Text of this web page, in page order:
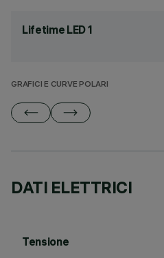
Lifetime LED 1
GRAFICI E CURVE POLARI
DATI ELETTRICI
Tensione